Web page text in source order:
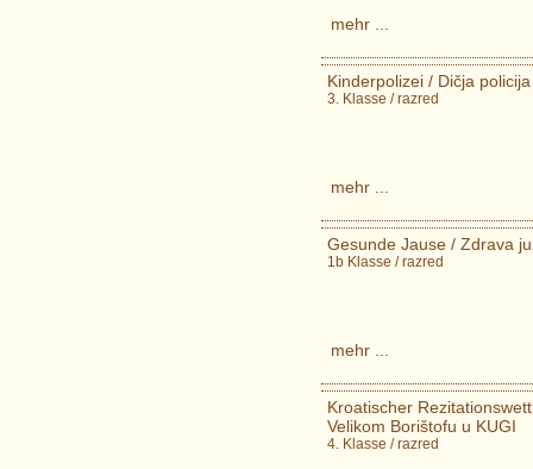
mehr ...
Kinderpolizei / Dičja policija
3. Klasse / razred
mehr ...
Gesunde Jause / Zdrava
1b Klasse / razred
mehr ...
Kroatischer
Velikom Borištofu u KUGI
4. Klasse / razred